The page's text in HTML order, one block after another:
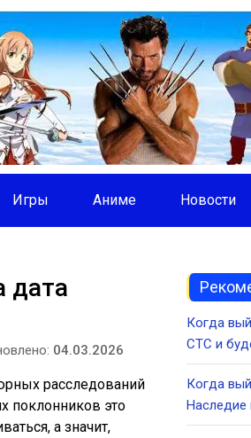
Игры Аниме Новости
дата
04.03.2026
расследований
поклонников это
а значит,
Когда
СТС и
Когда
Наследие